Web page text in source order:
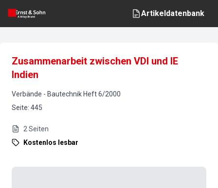
Artikeldatenbank
Zusammenarbeit zwischen VDI und IE
Indien
Verbände - Bautechnik Heft6/2000
Seite: 445
2 Seiten
Kostenlos lesbar